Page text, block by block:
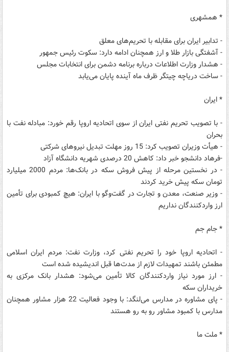
* همشهری
- تدابیر ایران برای مقابله با تحریم‌های معلق
- آشفتگی بازار طلا و ارز همچنان ادامه دارد: سکوت رئیس جمهور
- هشدار وزارت اطلاعات درباره برنامه دشمن برای انتخابات مجلس
- ساخت دریاچه چیتگر ظرف ماه آینده پایان می‌یابد
* ایران
- با تصویب تحریم نفتی ایران از سوی اتحادیه اروپا رقم خورد: مبادله نفت با
بحران
- هیأت وزیران تصویب کرد: 15 روز مهلت تبدیل نیروهای شرکتی
-فرهاد دانشجو خبر داد: کاهش 20 درصدی شهریه دانشگاه آزاد
- در نخستین مرحله از پیش فروش سکه در بانک‌ها: مردم 2000 میلیارد
تومان سکه پیش‌ خرید کردند
- وزیر صنعت، معدن و تجارت در گفت‌وگو با ایران: هیچ کمبودی برای تأمین
ارز واردکنندگان نداریم
* جام جم
- اتحادیه اروپا خود را تحریم نفتی کرد، وزارت نفت: مردم ایران اسلامی
مطمئن باشند تمهیدات لازم از مدت‌ها قبل اندیشیده شده است
- ارز مورد نیاز واردکنندگان کالا تأمین می‌شود: هشدار بانک مرکزی به
خریداران سکه
- پای مشاوره در مدارس می‌لنگد: با وجود فعالیت 22 هزار مشاور همچنان
مدارس با کمبود مشاور رو به رو هستند
* ملت ما